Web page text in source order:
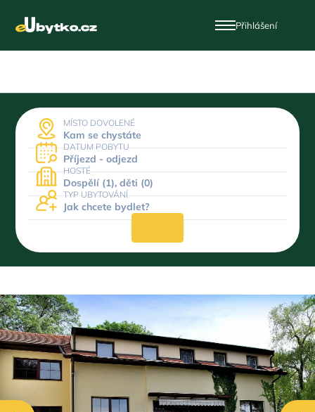
Přihlášení
MÍSTO DOVOLENÉ
Kam se chystáte
DATUM POBYTU
Příjezd - odjezd
HOSTÉ
Dospělí (1), děti (0)
TYP UBYTOVÁNÍ
Jak chcete bydlet?